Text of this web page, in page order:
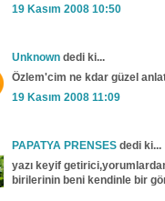
19 Kasım 2008 10:50
Unknown dedi ki...
Özlem'cim ne kdar güzel
19 Kasım 2008 11:09
PAPATYA PRENSES dedi ki...
yazı keyif
birilerinin beni kendinle bir